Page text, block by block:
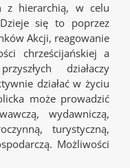
z hierarchią, w celu
się to poprzez
Akcji, reagowanie
chrześcijańskiej a
działaczy
działać w życiu
może prowadzić
wydawniczą,
turystyczną,
Możliwości